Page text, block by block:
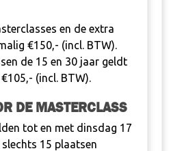
en de extra
€150,- (incl. BTW).
de 15 en 30 jaar geldt
(incl. BTW).
DE MASTERCLASS
tot en met dinsdag 17
15 plaatsen